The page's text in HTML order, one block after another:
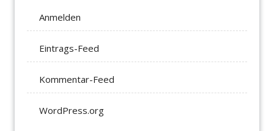
Anmelden
Eintrags-Feed
Kommentar-Feed
WordPress.org